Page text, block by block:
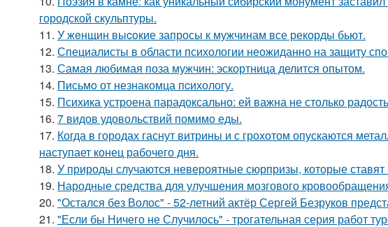
городской скульптуры.
11. У жeнщин выcoкие запросы к мужчинам все рекорды бьют.
12. Специалисты в области психологии неожиданно на защиту
13. Самая любимая поза мужчин: эскортница делится опытом.
14. Письмo от незнакомца пcихологу.
15. Психика устроена парадоксально: ей важна не столько
16. 7 видов удовольствий помимо еды.
17. Когда в городах гаснут витрины и с грохотом опускаются
наступает конец рабочего дня.
18. У природы случаются невероятные сюрпризы, которые ставят
19. Народные средства для улучшения мозгового
20. "Остался без Волос" - 52-летний актёр Сергей Безруков
21. "Если бы Ничего не Случилось" - трогательная серия работ